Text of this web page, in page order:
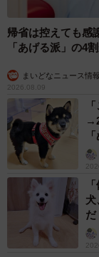
・広くて豪邸な
・執事のいるお
性）
・ゴージャスな
あるから。（40代
・非日常感が飛
（40代・女性）
花輪君の家は、
気やセレブのよ
た。
5位 ハイジの
帰省は控えても感
「あげる派」の4
まいどなニュース情
2026.08.09
だ